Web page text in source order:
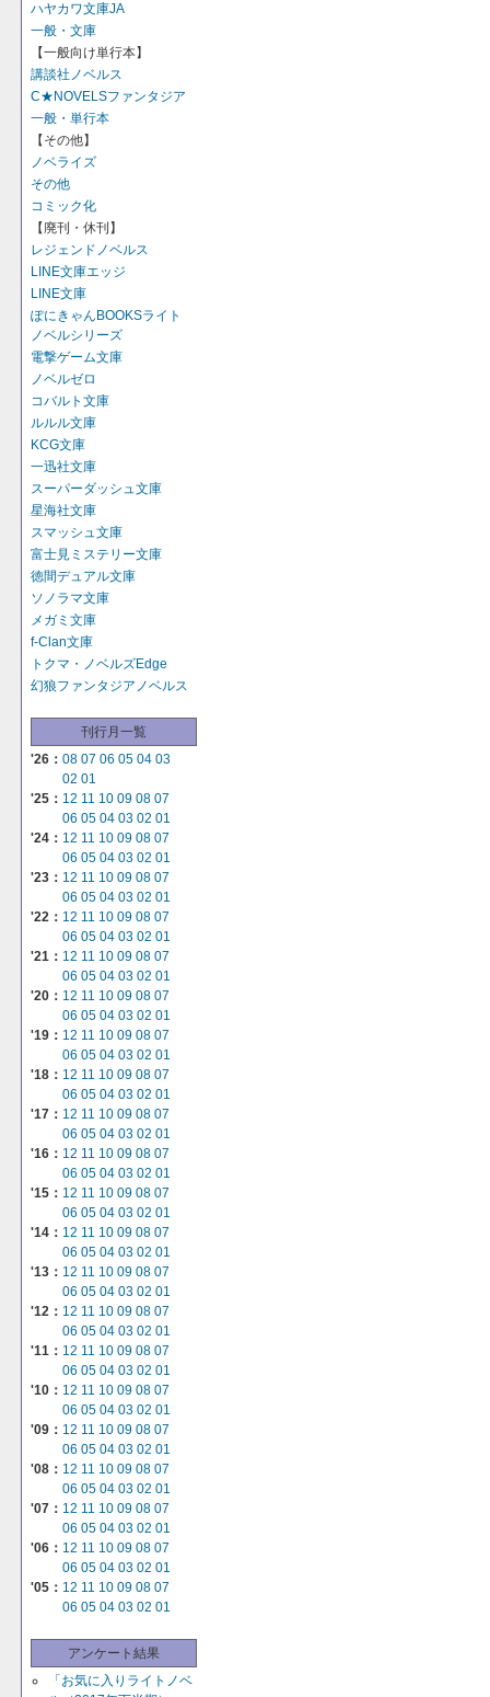
ハヤカワ文庫JA
一般・文庫
【一般向け単行本】
講談社ノベルス
C★NOVELSファンタジア
一般・単行本
【その他】
ノベライズ
その他
コミック化
【廃刊・休刊】
レジェンドノベルス
LINE文庫エッジ
LINE文庫
ぽにきゃんBOOKSライト
ノベルシリーズ
電撃ゲーム文庫
ノベルゼロ
コバルト文庫
ルルル文庫
KCG文庫
一迅社文庫
スーパーダッシュ文庫
星海社文庫
スマッシュ文庫
富士見ミステリー文庫
徳間デュアル文庫
ソノラマ文庫
メガミ文庫
f-Clan文庫
トクマ・ノベルズEdge
幻狼ファンタジアノベルス
刊行月一覧
'26： 08 07 06 05 04 03
02 01
'25： 12 11 10 09 08 07
06 05 04 03 02 01
'24： 12 11 10 09 08 07
06 05 04 03 02 01
'23： 12 11 10 09 08 07
06 05 04 03 02 01
'22： 12 11 10 09 08 07
06 05 04 03 02 01
'21： 12 11 10 09 08 07
06 05 04 03 02 01
'20： 12 11 10 09 08 07
06 05 04 03 02 01
'19： 12 11 10 09 08 07
06 05 04 03 02 01
'18： 12 11 10 09 08 07
06 05 04 03 02 01
'17： 12 11 10 09 08 07
06 05 04 03 02 01
'16： 12 11 10 09 08 07
06 05 04 03 02 01
'15： 12 11 10 09 08 07
06 05 04 03 02 01
'14： 12 11 10 09 08 07
06 05 04 03 02 01
'13： 12 11 10 09 08 07
06 05 04 03 02 01
'12： 12 11 10 09 08 07
06 05 04 03 02 01
'11： 12 11 10 09 08 07
06 05 04 03 02 01
'10： 12 11 10 09 08 07
06 05 04 03 02 01
'09： 12 11 10 09 08 07
06 05 04 03 02 01
'08： 12 11 10 09 08 07
06 05 04 03 02 01
'07： 12 11 10 09 08 07
06 05 04 03 02 01
'06： 12 11 10 09 08 07
06 05 04 03 02 01
'05： 12 11 10 09 08 07
06 05 04 03 02 01
アンケート結果
「お気に入りライトノベ